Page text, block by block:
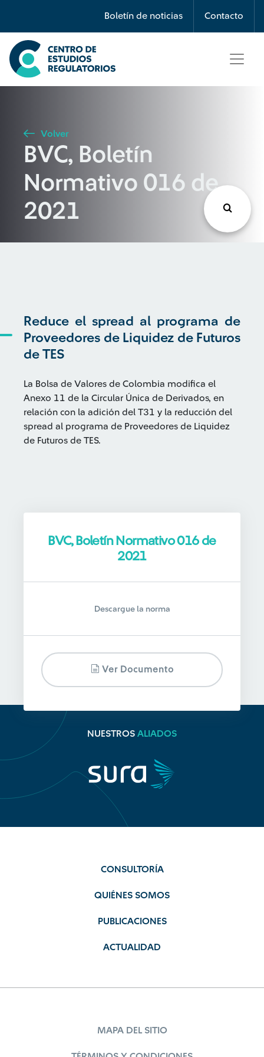
Boletín de noticias Contacto
Búsqueda
Seleccione país
Buscar
Volver
BVC, Boletín
Normativo 016 de
2021
Reduce el spread al programa de
Proveedores de Liquidez de Futuros
de TES
La Bolsa de Valores de Colombia modifica el
Anexo 11 de la Circular Única de Derivados, en
relación con la adición del T31 y la reducción del
spread al programa de Proveedores de Liquidez
de Futuros de TES.
BVC, Boletín Normativo 016 de
2021
Descargue la norma
Ver Documento
NUESTROS ALIADOS
CONSULTORÍA
QUIÉNES SOMOS
PUBLICACIONES
ACTUALIDAD
MAPA DEL SITIO